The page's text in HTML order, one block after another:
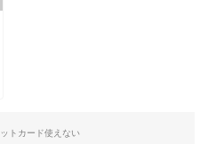
トカード使えない